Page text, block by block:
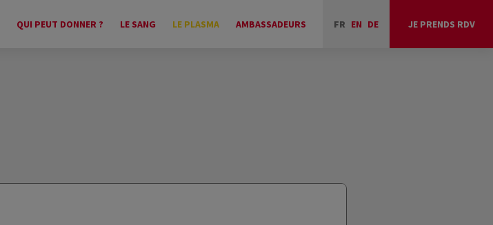
QUI PEUT DONNER ? LE SANG LE PLASMA AMBASSADEURS FR EN DE JE PRENDS RDV